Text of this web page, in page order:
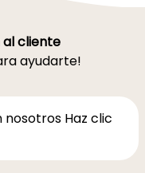
al cliente
ayudarte!
Haz clic